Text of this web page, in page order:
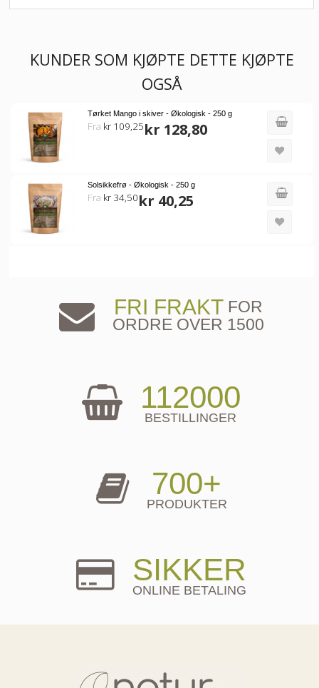
KUNDER SOM KJØPTE DETTE KJØPTE
OGSÅ
Tørket Mango i skiver - Økologisk - 250 g
kr 128,80
Fra kr 109,25
Solsikkefrø - Økologisk - 250 g
kr 40,25
Fra kr 34,50
FRI FRAKTFOR
ORDRE OVER 1500
112000
BESTILLINGER
700+
PRODUKTER
SIKKER
ONLINE BETALING